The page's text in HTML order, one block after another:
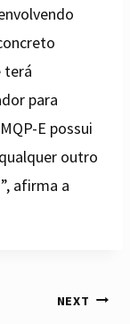
terá
para
E possui
outro
afirma a
NEXT